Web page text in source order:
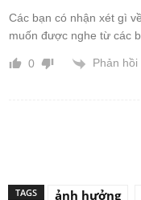
Các bạn có nhận xét gì
muốn được nghe từ các
0 Phản hồi
TAGS ảnh hưởng